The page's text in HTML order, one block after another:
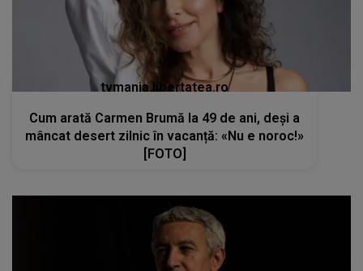
tvmania.libertatea.ro
Cum arată Carmen Brumă la 49 de ani, deși a
mâncat desert zilnic în vacanță: «Nu e noroc!»
[FOTO]